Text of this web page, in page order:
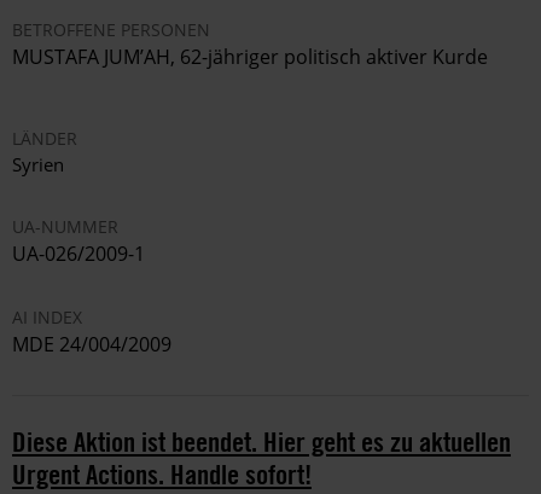
BETROFFENE PERSONEN
MUSTAFA JUM’AH, 62-jähriger politisch aktiver Kurde
LÄNDER
Syrien
UA-NUMMER
UA-026/2009-1
AI INDEX
MDE 24/004/2009
Diese Aktion ist beendet. Hier geht es zu aktuellen
Urgent Actions. Handle sofort!